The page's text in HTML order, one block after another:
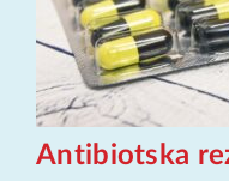
Antibiotska